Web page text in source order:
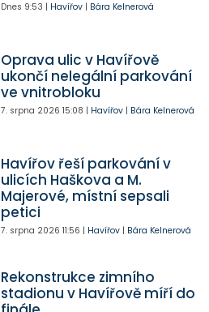
Dnes 9:53 | Havířov| Bára Kelnerová
Oprava ulic v Havířově
ukončí nelegální parkování
ve vnitrobloku
7. srpna 2026 15:08 | Havířov| Bára Kelnerová
Havířov řeší parkování v
ulicích Haškova a M.
Majerové, místní sepsali
petici
7. srpna 2026 11:56 | Havířov| Bára Kelnerová
Rekonstrukce zimního
stadionu v Havířově míří do